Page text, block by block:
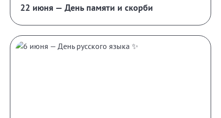
22 июня — День памяти и скорби